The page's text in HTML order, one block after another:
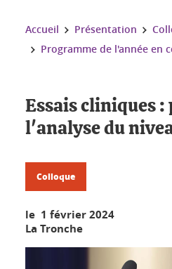
Vous êtes ici :
Accueil Présentation
Programme de l'année en
Essais cliniques :
l'analyse du
Colloque
le 1 février 2024
La Tronche